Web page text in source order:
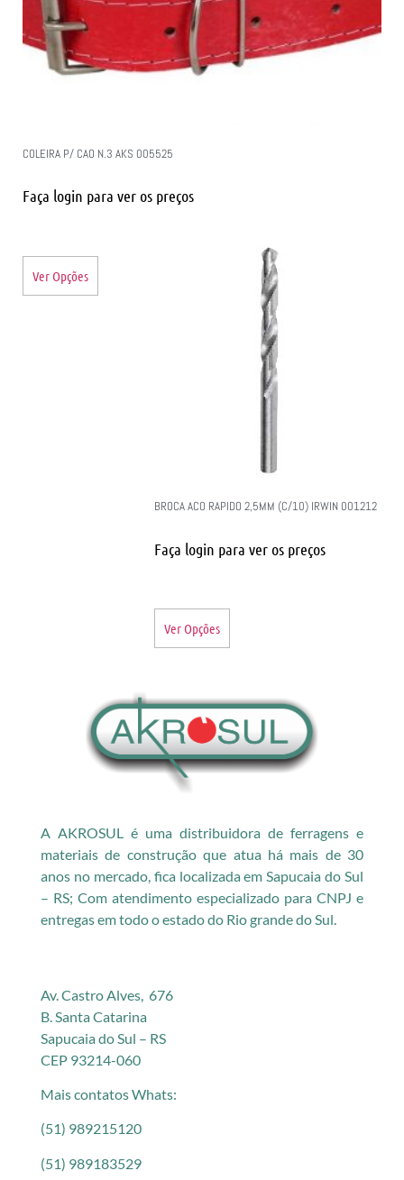
COLEIRA P/ CAO N.3 AKS 005525
Faça login para ver os preços
Ver Opções
BROCA ACO RAPIDO 2,5MM (C/10) IRWIN 001212
Faça login para ver os preços
Ver Opções
A AKROSUL é uma distribuidora de ferragens e
materiais de construção que atua há mais de 30
anos no mercado, fica localizada em Sapucaia do Sul
– RS; Com atendimento especializado para CNPJ e
entregas em todo o estado do Rio grande do Sul.
Av. Castro Alves, 676
B. Santa Catarina
Sapucaia do Sul – RS
CEP 93214-060
Mais contatos Whats:
(51) 989215120
(51) 989183529